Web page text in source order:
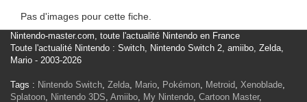
Pas d'images pour cette fiche.
Nintendo-master.com, toute l'actualité Nintendo en France
Toute l'actualité Nintendo : Switch, Nintendo Switch 2, amiibo, Zelda,
Mario - 2003-2026
Tags : Nintendo Switch, Zelda, Mario, Pokémon, Metroid, Xenoblade,
Splatoon, Nintendo 3DS, Amiibo, My Nintendo, Cartoon Master,